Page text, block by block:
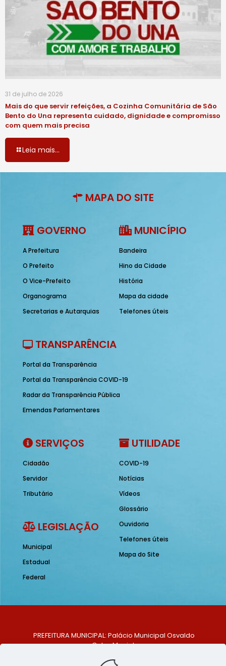
31 de julho de 2026
Mais do que servir refeições, a Cozinha Comunitária de São
Bento do Una representa cuidado, dignidade e compromisso
com quem mais precisa
Leia mais...
MAPA DO SITE
GOVERNO
A Prefeitura
O Prefeito
O Vice-Prefeito
Organograma
Secretarias e Autarquias
MUNICÍPIO
Bandeira
Hino da Cidade
História
Mapa da cidade
Telefones úteis
TRANSPARÊNCIA
Portal da Transparência
Portal da Transparência COVID-19
Radar da Transparência Pública
Emendas Parlamentares
SERVIÇOS
Cidadão
Servidor
Tributário
LEGISLAÇÃO
Municipal
Estadual
Federal
UTILIDADE
COVID-19
Notícias
Vídeos
Glossário
Ouvidoria
Telefones úteis
Mapa do Site
PREFEITURA MUNICIPAL: Palácio Municipal Osvaldo
Celso Maciel
Centro, São Bento do Una - PE. CEP: 553370-128